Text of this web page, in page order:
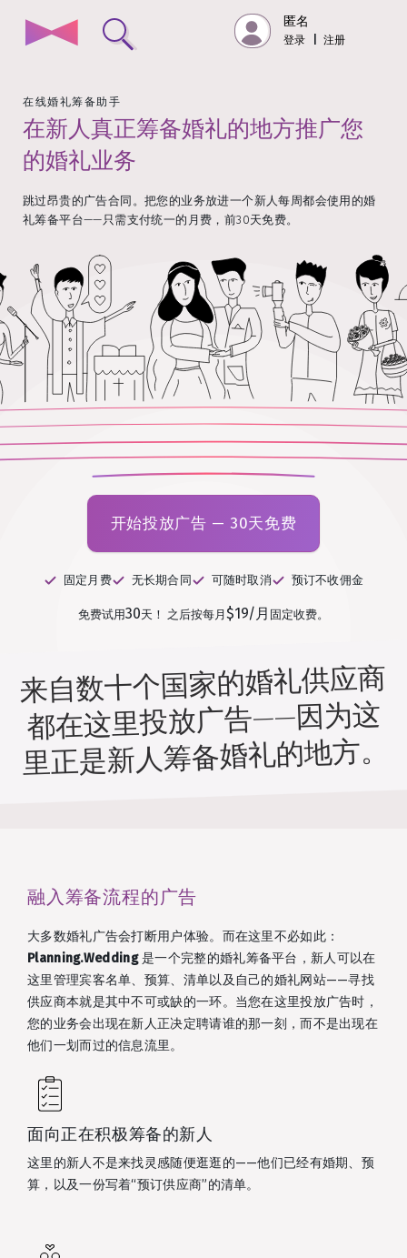
匿名
登录 注册
在线婚礼筹备助手
在新人真正筹备婚礼的地方推广您
的婚礼业务
跳过昂贵的广告合同。把您的业务放进一个新人每周都会使用的婚
礼筹备平台——只需支付统一的月费，前30天免费。
开始投放广告 — 30天免费
固定月费 无长期合同 可随时取消 预订不收佣金
免费试用30天！ 之后按每月 $19/月 固定收费。
来自数十个国家的婚礼供应商
都在这里投放广告——因为这
里正是新人筹备婚礼的地方。
融入筹备流程的广告
大多数婚礼广告会打断用户体验。而在这里不必如此：
Planning.Wedding是一个完整的婚礼筹备平台，新人可以在
这里管理宾客名单、预算、清单以及自己的婚礼网站——寻找
供应商本就是其中不可或缺的一环。当您在这里投放广告时，
您的业务会出现在新人正决定聘请谁的那一刻，而不是出现在
他们一划而过的信息流里。
面向正在积极筹备的新人
这里的新人不是来找灵感随便逛逛的——他们已经有婚期、预
算，以及一份写着“预订供应商”的清单。